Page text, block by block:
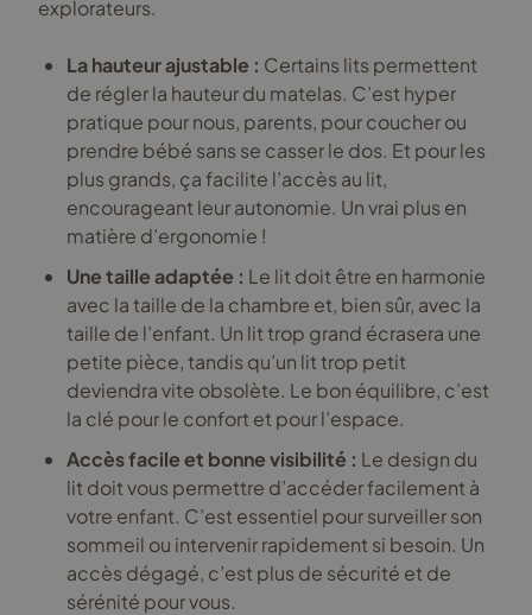
explorateurs.
La hauteur ajustable : Certains lits permettent
de régler la hauteur du matelas. C’est hyper
pratique pour nous, parents, pour coucher ou
prendre bébé sans se casser le dos. Et pour les
plus grands, ça facilite l’accès au lit,
encourageant leur autonomie. Un vrai plus en
matière d’ergonomie !
Une taille adaptée : Le lit doit être en harmonie
avec la taille de la chambre et, bien sûr, avec la
taille de l’enfant. Un lit trop grand écrasera une
petite pièce, tandis qu’un lit trop petit
deviendra vite obsolète. Le bon équilibre, c’est
la clé pour le confort et pour l’espace.
Accès facile et bonne visibilité : Le design du
lit doit vous permettre d’accéder facilement à
votre enfant. C’est essentiel pour surveiller son
sommeil ou intervenir rapidement si besoin. Un
accès dégagé, c’est plus de sécurité et de
sérénité pour vous.